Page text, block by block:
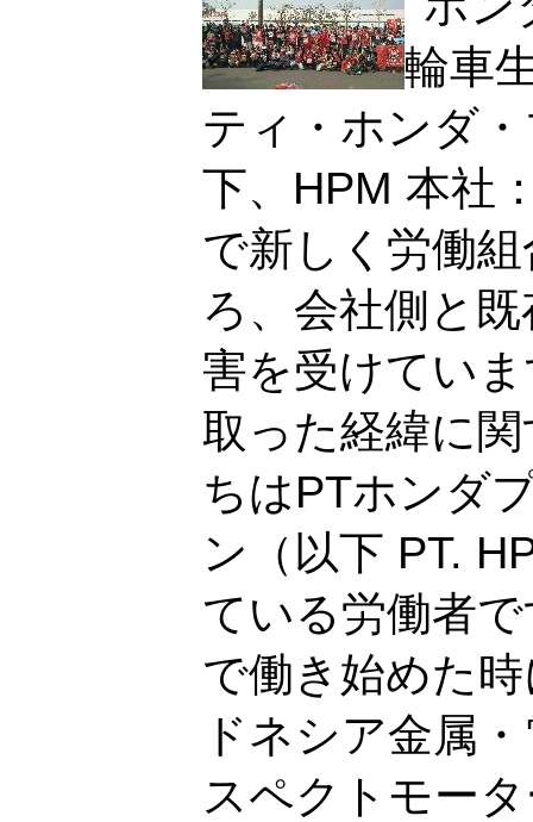
輪車
ティ・ホンダ
下、HPM 本社
で新しく労働
ろ、会社側と
害を受けてい
取った経緯に
ちはPTホンダ
ン（以下 PT.
ている労働者
で働き始めた
ドネシア金属
スペクトモー